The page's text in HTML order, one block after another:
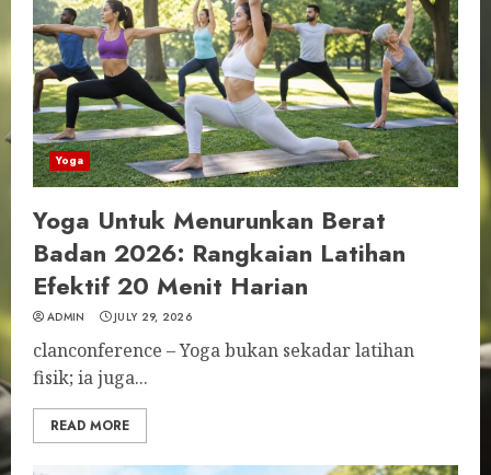
Yoga
Yoga Untuk Menurunkan Berat
Badan 2026: Rangkaian Latihan
Efektif 20 Menit Harian
ADMIN JULY 29, 2026
clanconference – Yoga bukan sekadar latihan
fisik; ia juga...
READ MORE